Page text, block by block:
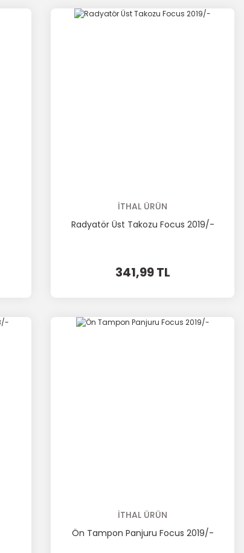
İTHAL ÜRÜN
Radyatör Üst Takozu Focus 2019/-
341,99 TL
İTHAL ÜRÜN
Ön Tampon Panjuru Focus 2019/-